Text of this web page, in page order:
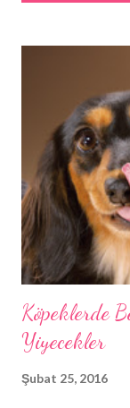
Köpeklerde
Yiyecekler
Şubat 25, 2016